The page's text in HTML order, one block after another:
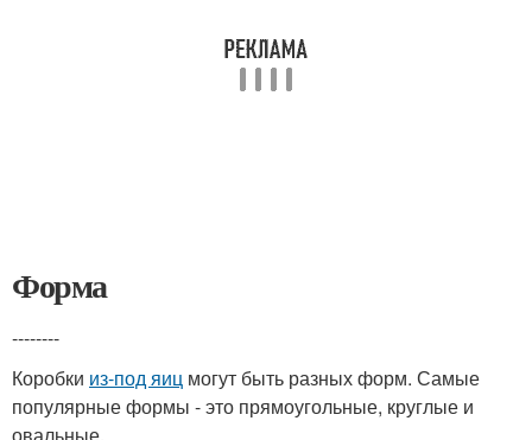
Форма
--------
Коробки из-под яиц могут быть разных форм. Самые
популярные формы - это прямоугольные, круглые и